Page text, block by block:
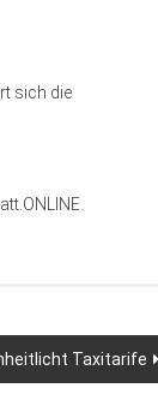
sich die
Taxitarife